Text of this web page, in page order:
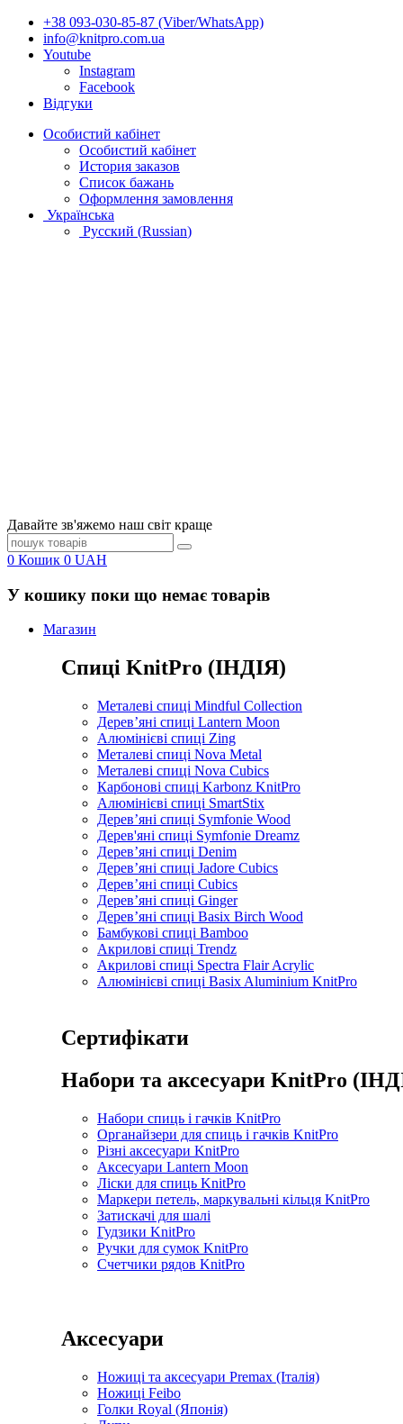
+38 093-030-85-87 (Viber/WhatsApp)
info@knitpro.com.ua
Youtube
Instagram
Facebook
Відгуки
Особистий кабінет
Особистий кабінет
История заказов
Список бажань
Оформлення замовлення
Українська
Русский (Russian)
Давайте зв'яжемо наш світ краще
0 Кошик 0 UAH
У кошику поки що немає товарів
Магазин
Спиці KnitPro (ІНДІЯ)
Металеві спиці Mindful Collection
Дерев’яні спиці Lantern Moon
Алюмінієві спиці Zing
Металеві спиці Nova Metal
Металеві спиці Nova Cubics
Карбонові спиці Karbonz KnitPro
Алюмінієві спиці SmartStix
Дерев’яні спиці Symfonie Wood
Дерев'яні спиці Symfonie Dreamz
Дерев’яні спиці Denim
Дерев’яні спиці Jadore Cubics
Дерев’яні спиці Cubics
Дерев’яні спиці Ginger
Дерев’яні спиці Basix Birch Wood
Бамбукові спиці Bamboo
Акрилові спиці Trendz
Акрилові спиці Spectra Flair Acrylic
Алюмінієві спиці Basix Aluminium KnitPro
Сертифікати
Набори та аксесуари KnitPro
Набори спиць і гачків KnitPro
Органайзери для спиць і гачків KnitPro
Різні аксесуари KnitPro
Аксесуари Lantern Moon
Ліски для спиць KnitPro
Маркери петель, маркувальні кільця KnitPro
Затискачі для шалі
Гудзики KnitPro
Ручки для сумок KnitPro
Счетчики рядов KnitPro
Аксесуари
Ножиці та аксесуари Premax (Італія)
Ножиці Feibo
Голки Royal (Японія)